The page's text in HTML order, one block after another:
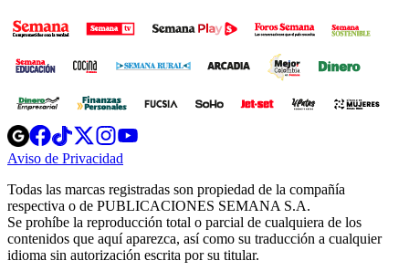
Opens
in
new
Opens
in
new
Opens
in
new
window
Opens
new
windowwindow
Aviso de Privacidad
new
window
Todas las marcas registradas son propiedad de la compañía
respectiva o de PUBLICACIONES SEMANA S.A.
Se prohíbe la reproducción total o parcial de cualquiera de los
contenidos que aquí aparezca, así como su traducción a cualquier
idioma sin autorización escrita por su titular.